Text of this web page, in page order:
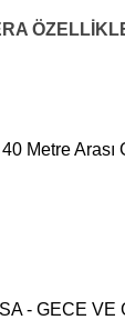
Metre Arası
- GECE VE